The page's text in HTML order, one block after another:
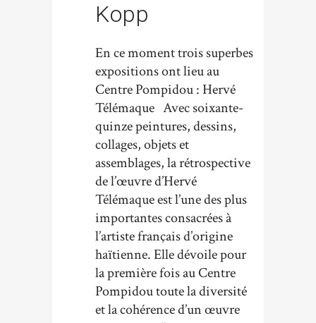
Kopp
En ce moment trois superbes
expositions ont lieu au
Centre Pompidou : Hervé
Télémaque Avec soixante-
quinze peintures, dessins,
collages, objets et
assemblages, la rétrospective
de l’œuvre d’Hervé
Télémaque est l’une des plus
importantes consacrées à
l’artiste français d’origine
haïtienne. Elle dévoile pour
la première fois au Centre
Pompidou toute la diversité
et la cohérence d’un œuvre